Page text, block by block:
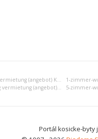
Einraumwohnung vermietung (angebot) Košice II
4-zimmer-wohnung vermietung (angebot) Košice II
Portál kosicke-byty